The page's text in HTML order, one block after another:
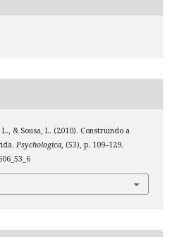
& Sousa, L. (2010). Construindo a
Psychologica, (53), p. 109–129.